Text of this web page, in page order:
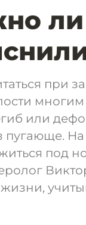
ли
при
многим
или
пугающе.
под